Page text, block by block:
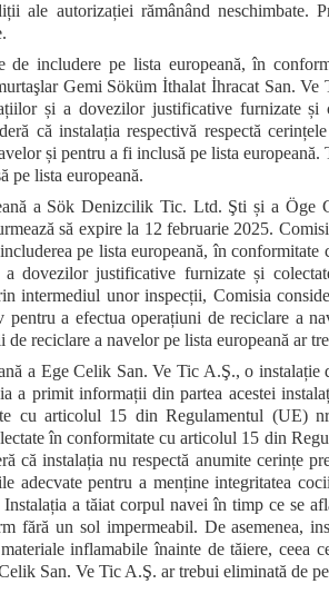
ale autorizației rămânând neschimbate.
de includere pe lista europeană, în
Gemi Söküm İthalat İhracat San.
și a dovezilor justificative furnizate
că instalația respectivă respectă
și pentru a fi inclusă pe lista
pe lista europeană.
a Sök Denizcilik Tic. Ltd. Şti și a Öge
să expire la 12 februarie 2025.
pe lista europeană, în
a dovezilor justificative furnizate și
intermediul unor inspecții, Comisia
pentru a efectua operațiuni de reciclare a
de reciclare a navelor pe lista europeană ar
a Ege Celik San. Ve Tic A.Ş., o
a primit informații din partea acestei
cu articolul 15 din Regulamentul (UE)
în conformitate cu articolul 15 din
că instalația nu respectă anumite cerințe
adecvate pentru a menține integritatea
Instalația a tăiat corpul navei în timp ce se
fără un sol impermeabil. De asemenea,
inflamabile înainte de tăiere,
San. Ve Tic A.Ş. ar trebui eliminată de